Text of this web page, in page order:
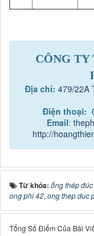
CÔNG
Địa chỉ: 479/22A
Điện thoại:
Email:
http://
Từ khóa: ống thép
ong phi 42, ong thep duc
Tổng Số Điểm Của Bài